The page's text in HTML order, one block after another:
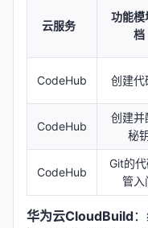
云服务
功能模
档
CodeHub 创建代
CodeHub
创建并
秘
CodeHub
Git的
管入
华为云CloudBuild